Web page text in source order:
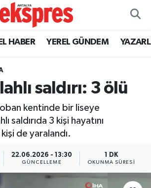
HABER YEREL GÜNDEM
saldırı: 3 ölü
kentinde bir liseye
saldırıda 3 kişi hayatını
de yaralandı.
22.06.2026 - 13:30
GÜNCELLEME
1 DK
OKUNMA SÜRESI
Durumu ve Fikstür
Haberleri